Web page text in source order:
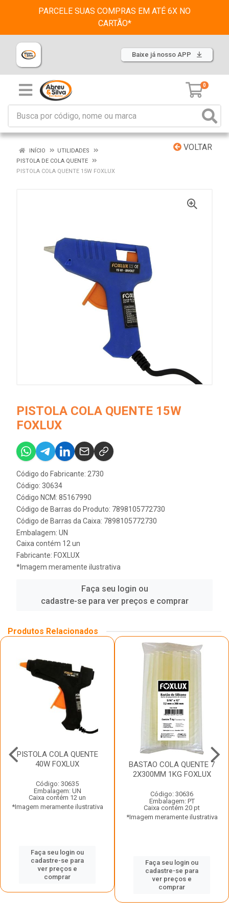
PARCELE SUAS COMPRAS EM ATÉ 6X NO
CARTÃO*
Baixe já nosso APP
0
VOLTAR
INÍCIO
UTILIDADES
PISTOLA DE COLA QUENTE
PISTOLA COLA QUENTE 15W FOXLUX
PISTOLA COLA QUENTE 15W
FOXLUX
Código do Fabricante: 2730
Código: 30634
Código NCM: 85167990
Código de Barras do Produto: 7898105772730
Código de Barras da Caixa: 7898105772730
Embalagem: UN
Caixa contém 12 un
Fabricante: FOXLUX
*Imagem meramente ilustrativa
Faça seu login ou
cadastre-se para ver preços e comprar
Produtos Relacionados
PISTOLA COLA QUENTE
40W FOXLUX
Código: 30635
Embalagem: UN
Caixa contém 12 un
*Imagem meramente ilustrativa
Faça seu login ou
cadastre-se para
ver preços e
comprar
BASTAO COLA QUENTE 7
2X300MM 1KG FOXLUX
Código: 30636
Embalagem: PT
Caixa contém 20 pt
*Imagem meramente ilustrativa
Faça seu login ou
cadastre-se para
ver preços e
comprar